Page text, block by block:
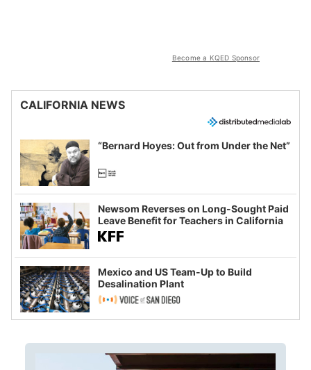
Become a KQED Sponsor
CALIFORNIA NEWS
“Bernard Hoyes: Out from Under the Net”
Newsom Reverses on Long-Sought Paid
Leave Benefit for Teachers in California
Mexico and US Team-Up to Build
Desalination Plant